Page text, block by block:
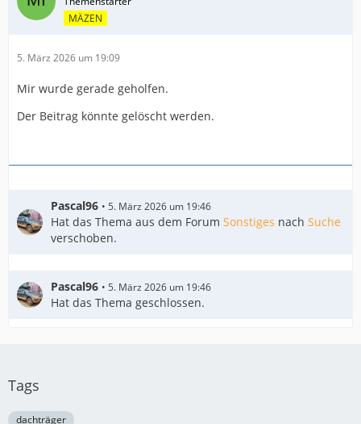
MÄZEN
5. März 2026 um 19:09
Mir wurde gerade geholfen.
Der Beitrag könnte gelöscht werden.
Pascal96 5. März 2026 um 19:46
Hat das Thema aus dem Forum Sonstiges nach Suche
verschoben.
Pascal96 5. März 2026 um 19:46
Hat das Thema geschlossen.
Tags
dachträger